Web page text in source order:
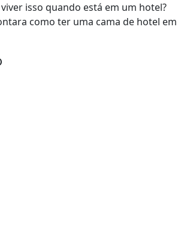
isso quando está em um hotel?
como ter uma cama de hotel em